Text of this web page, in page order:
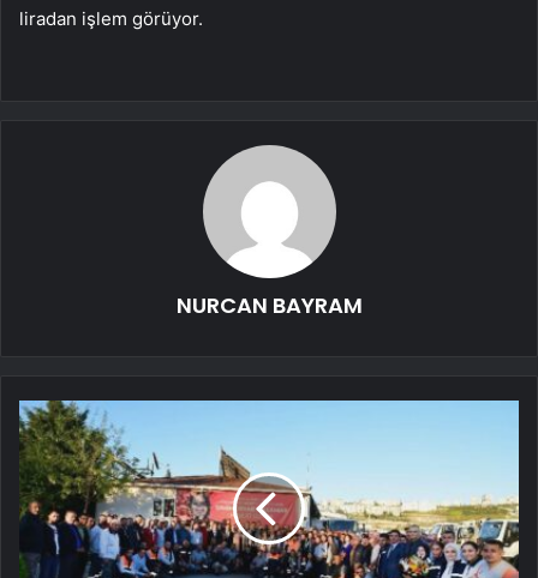
liradan işlem görüyor.
NURCAN BAYRAM